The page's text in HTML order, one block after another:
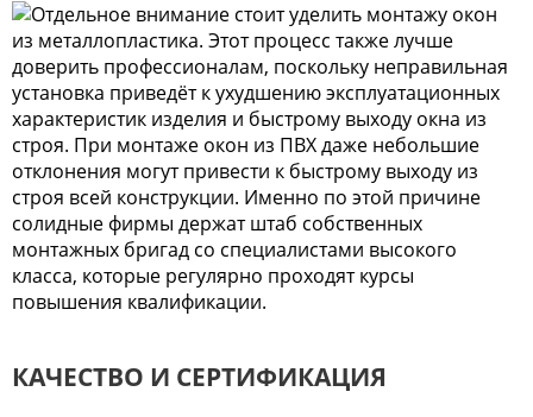
Отдельное внимание стоит уделить монтажу окон
из металлопластика. Этот процесс также лучше
доверить профессионалам, поскольку неправильная
установка приведёт к ухудшению эксплуатационных
характеристик изделия и быстрому выходу окна из
строя. При монтаже окон из ПВХ даже небольшие
отклонения могут привести к быстрому выходу из
строя всей конструкции. Именно по этой причине
солидные фирмы держат штаб собственных
монтажных бригад со специалистами высокого
класса, которые регулярно проходят курсы
повышения квалификации.
КАЧЕСТВО И СЕРТИФИКАЦИЯ